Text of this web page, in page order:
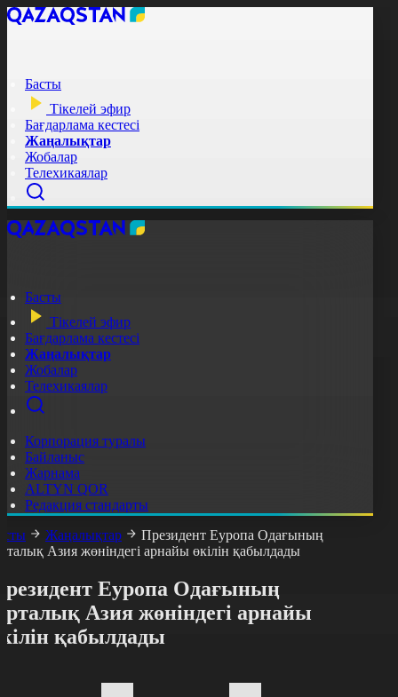
Басты
Тікелей эфир
Бағдарлама кестесі
Жаңалықтар
Жобалар
Телехикаялар
Басты
Тікелей эфир
Бағдарлама кестесі
Жаңалықтар
Жобалар
Телехикаялар
Корпорация туралы
Байланыс
Жарнама
ALTYN QOR
Редакция стандарты
Жаңалықтар
Президент Еуропа Одағының
Азия жөніндегі арнайы өкілін қабылдады
Еуропа Одағының
Азия жөніндегі арнайы
қабылдады